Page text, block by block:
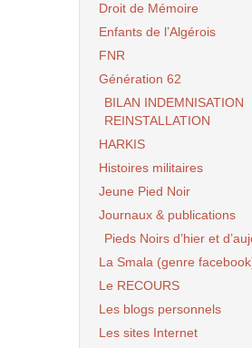
Droit de Mémoire
Enfants de l’Algérois
FNR
Génération 62
BILAN INDEMNISATION
REINSTALLATION
HARKIS
Histoires militaires
Jeune Pied Noir
Journaux & publications
Pieds Noirs d’hier et
La Smala (genre
Le RECOURS
Les blogs personnels
Les sites Internet